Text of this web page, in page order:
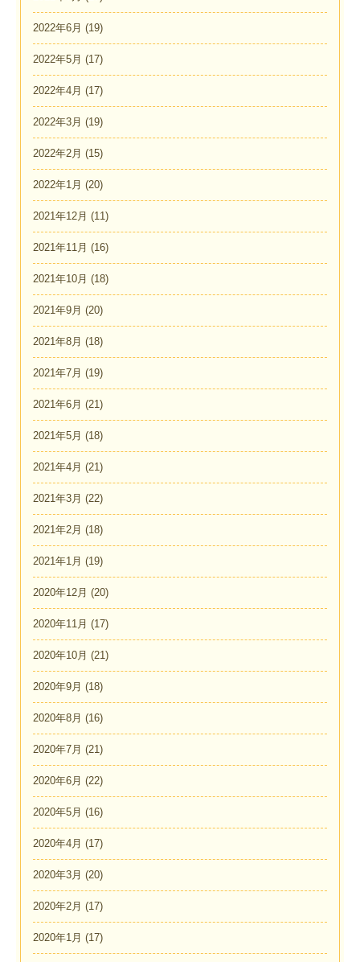
2022年6月 (19)
2022年5月 (17)
2022年4月 (17)
2022年3月 (19)
2022年2月 (15)
2022年1月 (20)
2021年12月 (11)
2021年11月 (16)
2021年10月 (18)
2021年9月 (20)
2021年8月 (18)
2021年7月 (19)
2021年6月 (21)
2021年5月 (18)
2021年4月 (21)
2021年3月 (22)
2021年2月 (18)
2021年1月 (19)
2020年12月 (20)
2020年11月 (17)
2020年10月 (21)
2020年9月 (18)
2020年8月 (16)
2020年7月 (21)
2020年6月 (22)
2020年5月 (16)
2020年4月 (17)
2020年3月 (20)
2020年2月 (17)
2020年1月 (17)